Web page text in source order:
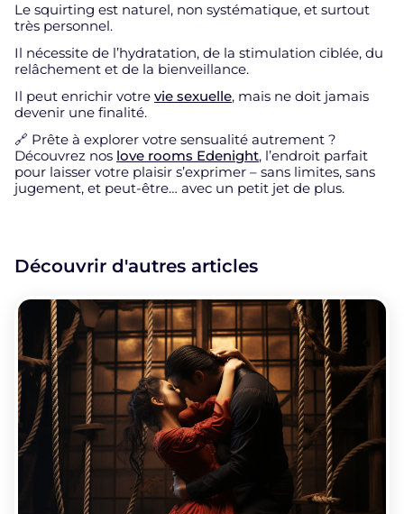
Le squirting est naturel, non systématique, et surtout
très personnel.
Il nécessite de l’hydratation, de la stimulation ciblée, du
relâchement et de la bienveillance.
Il peut enrichir votre vie sexuelle, mais ne doit jamais
devenir une finalité.
🔗 Prête à explorer votre sensualité autrement ?
Découvrez nos love rooms Edenight, l’endroit parfait
pour laisser votre plaisir s’exprimer – sans limites, sans
jugement, et peut-être… avec un petit jet de plus.
Découvrir d'autres articles